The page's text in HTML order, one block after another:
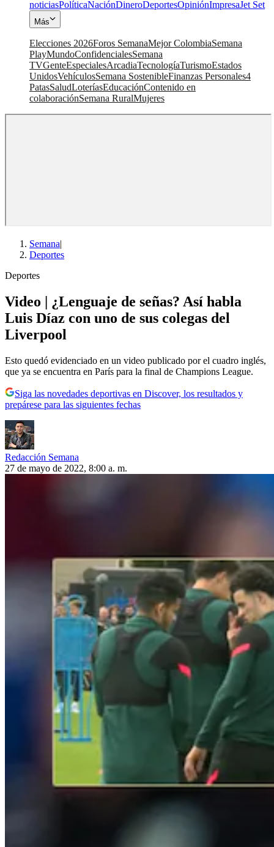
noticiasPolíticaNaciónDineroDeportesOpiniónImpresaJet Set
Más
Elecciones 2026Foros SemanaMejor ColombiaSemana
PlayMundoConfidencialesSemana
TVGenteEspecialesArcadiaTecnologíaTurismoEstados
UnidosVehículosSemana SostenibleFinanzas Personales4
PatasSaludLoteríasEducaciónContenido en
colaboraciónSemana RuralMujeres
Semana|
Deportes
Deportes
Video | ¿Lenguaje de señas? Así habla
Luis Díaz con uno de sus colegas del
Liverpool
Esto quedó evidenciado en un video publicado por el cuadro inglés,
que ya se encuentra en París para la final de Champions League.
Siga las novedades deportivas en Discover, los resultados y
prepárese para las siguientes fechas
Redacción Semana
27 de mayo de 2022, 8:00 a. m.